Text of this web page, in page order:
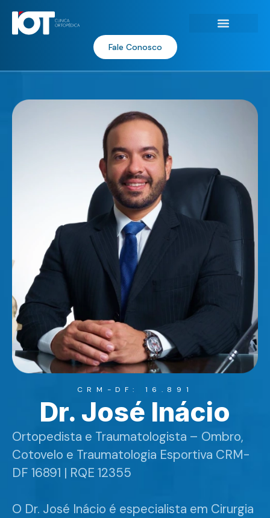
Fale Conosco
CRM-DF: 16.891
Dr. José Inácio
Ortopedista e Traumatologista – Ombro,
Cotovelo e Traumatologia Esportiva CRM-
DF 16891 | RQE 12355
O Dr. José Inácio é especialista em Cirurgia